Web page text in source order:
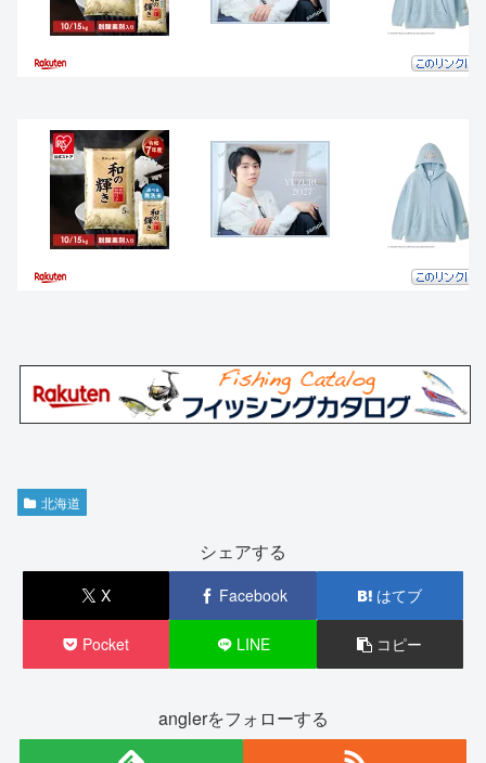
北海道
シェアする
X Facebook はてブ
Pocket LINE コピー
anglerをフォローする